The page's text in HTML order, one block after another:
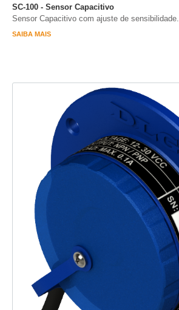
SC-100 - Sensor Capacitivo
Sensor Capacitivo com ajuste de sensibilidade.
SAIBA MAIS